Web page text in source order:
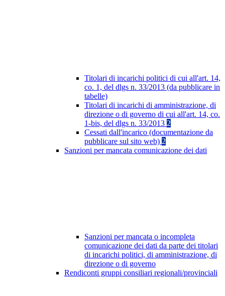
Titolari di incarichi politici di cui all'art. 14,
co. 1, del dlgs n. 33/2013 (da pubblicare in
tabelle)
Titolari di incarichi di amministrazione, di
direzione o di governo di cui all'art. 14, co.
1-bis, del dlgs n. 33/2013 2
Cessati dall'incarico (documentazione da
pubblicare sul sito web) 2
Sanzioni per mancata comunicazione dei dati
Sanzioni per mancata o incompleta
comunicazione dei dati da parte dei titolari
di incarichi politici, di amministrazione, di
direzione o di governo
Rendiconti gruppi consiliari regionali/provinciali